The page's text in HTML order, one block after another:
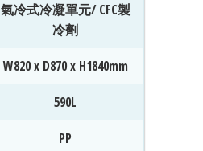
氣冷式冷凝單元/ CFC製
冷劑
W820 x D870 x H1840mm
590L
PP